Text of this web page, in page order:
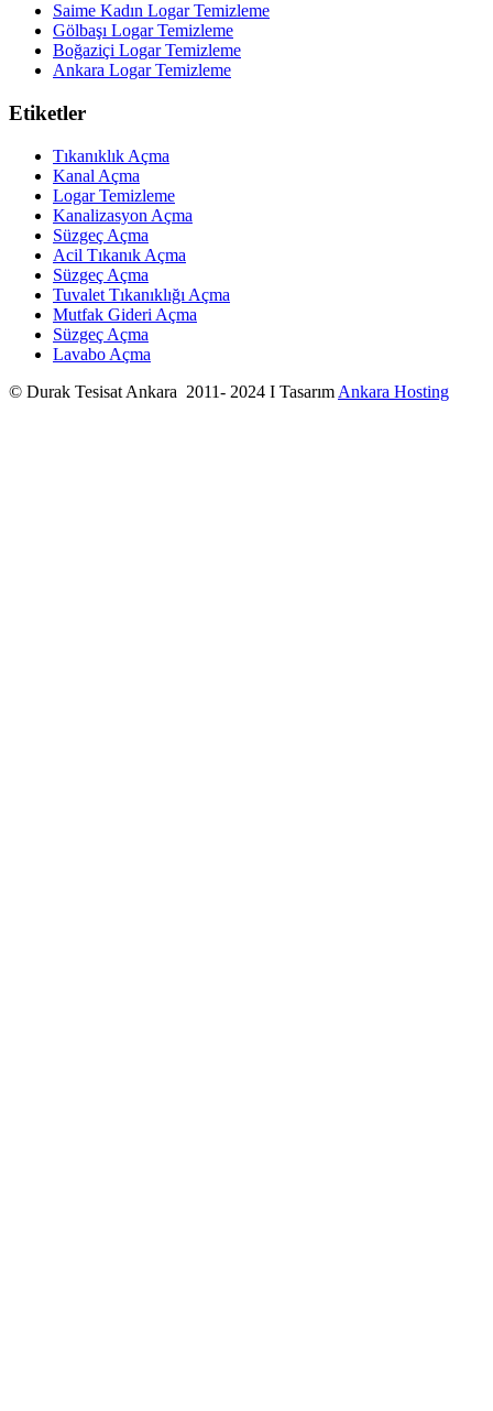
Saime Kadın Logar Temizleme
Gölbaşı Logar Temizleme
Boğaziçi Logar Temizleme
Ankara Logar Temizleme
Etiketler
Tıkanıklık Açma
Kanal Açma
Logar Temizleme
Kanalizasyon Açma
Süzgeç Açma
Acil Tıkanık Açma
Süzgeç Açma
Tuvalet Tıkanıklığı Açma
Mutfak Gideri Açma
Süzgeç Açma
Lavabo Açma
© Durak Tesisat Ankara 2011- 2024 I Tasarım Ankara Hosting